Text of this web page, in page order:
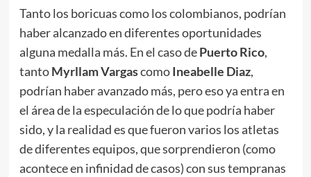
Tanto los boricuas como los colombianos, podrían
haber alcanzado en diferentes oportunidades
alguna medalla más. En el caso dePuerto Rico,
tantoMyrllam VargascomoIneabelle Diaz,
podrían haber avanzado más, pero eso ya entra en
el área de la especulación de lo que podría haber
sido, y la realidad es que fueron varios los atletas
de diferentes equipos, que sorprendieron (como
acontece en infinidad de casos) con sus tempranas